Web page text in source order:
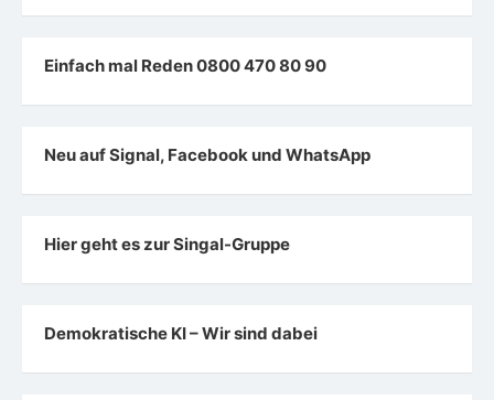
Einfach mal Reden 0800 470 80 90
Neu auf Signal, Facebook und WhatsApp
Hier geht es zur Singal-Gruppe
Demokratische KI – Wir sind dabei